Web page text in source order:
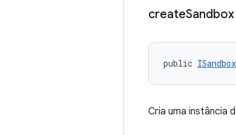
createSandbox
public ISandbox
Cria uma instância